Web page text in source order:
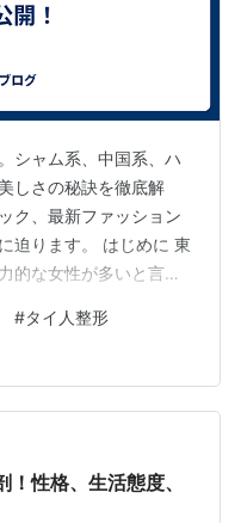
シャム系、中国系、ハ
しさの秘訣を徹底解
ク、最新ファッション
迫ります。 はじめに 東
的な女性が多いと言わ
かし、タイ人女性の顔
に言えない部分も多く
性の顔の特徴につい
説していきます。 多様
実に多様性に富んでい
、日本人や欧米人…
#タイ人整形
性格、生活態度、